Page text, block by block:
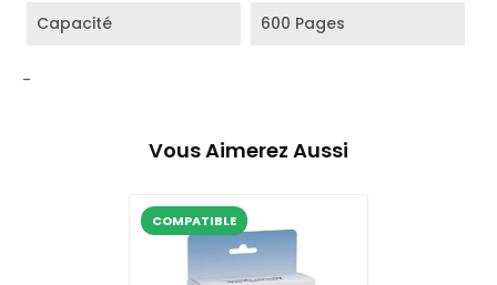
Capacité 600 Pages
-
Vous Aimerez Aussi
COMPATIBLE